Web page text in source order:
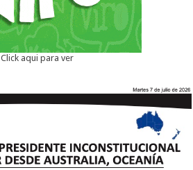
Click aqui para ver